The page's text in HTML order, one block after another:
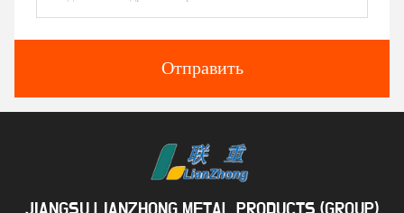
Отправить
JIANGSU LIANZHONG METAL PRODUCTS (GROUP)